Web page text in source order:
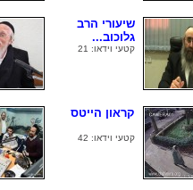
שיעורי הרב
גלוכוב...
קטעי וידאו: 21
קראון הייטס
קטעי וידאו: 42